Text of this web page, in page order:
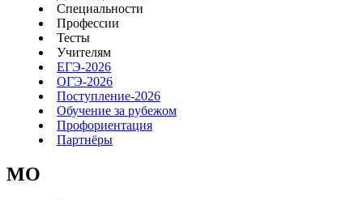
Специальности
Профессии
Тесты
Учителям
ЕГЭ-2026
ОГЭ-2026
Поступление-2026
Обучение за рубежом
Профориентация
Партнёры
MO